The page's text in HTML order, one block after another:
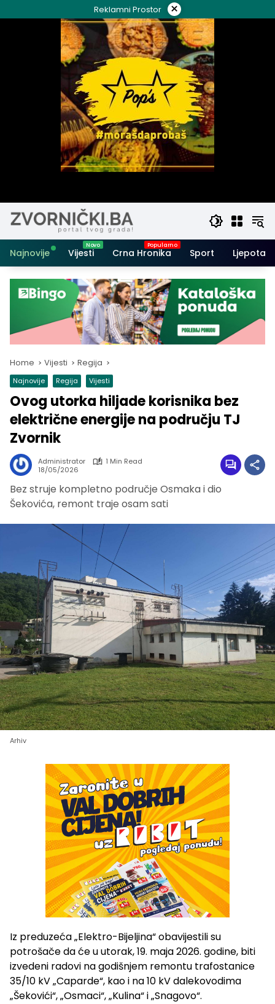
to
Reklamni Prostor ×
Najnovije Vijesti Crna Hronika Sport Ljepota i
Home Vijesti Regija
Najnovije Regija Vijesti
Ovog utorka hiljade korisnika bez
električne energije na području TJ
Zvornik
Administrator
1 Min Read
18/05/2026
Bez struje kompletno područje Osmaka i dio
Šekovića, remont traje osam sati
Arhiv
Iz preduzeća „Elektro-Bijeljina“ obavijestili su
potrošače da će u utorak, 19. maja 2026. godine, biti
izvedeni radovi na godišnjem remontu trafostanice
35/10 kV „Caparde“, kao i na 10 kV dalekovodima
„Šekovići“, „Osmaci“, „Kulina“ i „Snagovo“.